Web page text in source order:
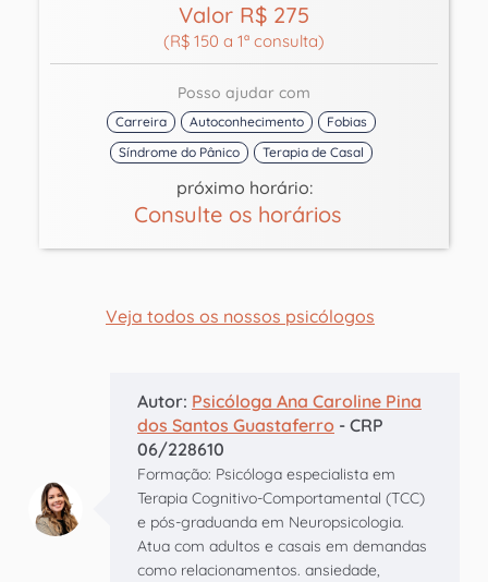
Valor R$ 275
(R$ 150 a 1ª consulta)
Posso ajudar com
Carreira Autoconhecimento
Fobias
Síndrome do Pânico
Terapia de Casal
próximo horário:
Consulte os horários
Veja todos os nossos psicólogos
Autor: Psicóloga Ana Caroline Pina
dos Santos Guastaferro - CRP
06/228610
Formação: Psicóloga especialista em
Terapia Cognitivo-Comportamental (TCC)
e pós-graduanda em Neuropsicologia.
Atua com adultos e casais em demandas
como relacionamentos. ansiedade,